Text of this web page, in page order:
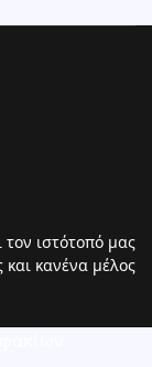
τον ιστότοπό μας
και κανένα μέλος